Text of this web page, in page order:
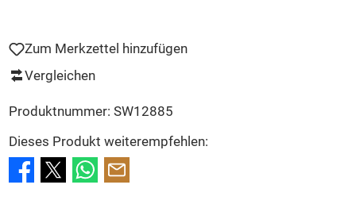
Zum Merkzettel hinzufügen
Vergleichen
Produktnummer: SW12885
Dieses Produkt weiterempfehlen: